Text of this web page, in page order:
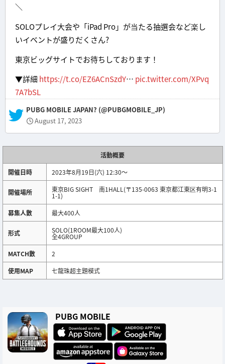
＼
SOLOプレイ大会や「iPad Pro」が当たる抽選会など楽し
いイベントが盛りだくさん?
東京ビッグサイトでお待ちしております！
▼詳細 https://t.co/EZ6ACnSzdY… pic.twitter.com/XPvq
7A7bSL
— PUBG MOBILE JAPAN? (@PUBGMOBILE_JP)
August 17, 2023
活動概要
開催日時
2023年8月19日(六) 12:30～
開催場所 東京BIG SIGHT 南1HALL(〒135-0063 東京都江東区有明3-1
1-1)
募集人數
最大400人
形式 SOLO(1ROOM最大100人)
全4GROUP
MATCH數
2
使用MAP
七龍珠超主題模式
PUBG MOBILE